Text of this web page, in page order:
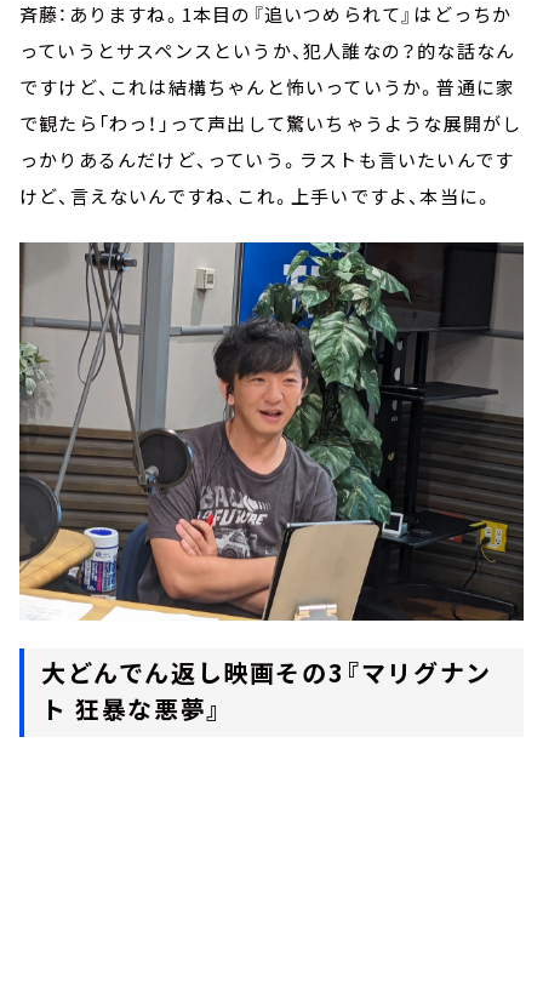
斉藤：ありますね。1本目の『追いつめられて』はどっちか
っていうとサスペンスというか、犯人誰なの？的な話なん
ですけど、これは結構ちゃんと怖いっていうか。普通に家
で観たら「わっ！」って声出して驚いちゃうような展開がし
っかりあるんだけど、っていう。ラストも言いたいんです
けど、言えないんですね、これ。上手いですよ、本当に。
大どんでん返し映画その3『マリグナン
ト 狂暴な悪夢』